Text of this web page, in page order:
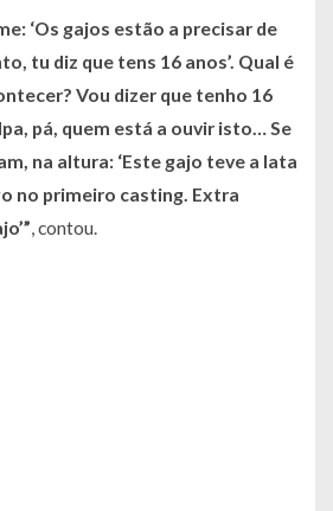
‘Os gajos estão a precisar de
tu diz que tens 16 anos’. Qual é
Vou dizer que tenho 16
pá, quem está a ouvir isto… Se
na altura: ‘Este gajo teve a lata
no primeiro casting. Extra
, contou.